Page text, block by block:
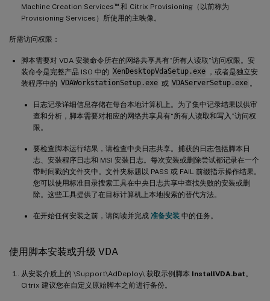
Machine Creation Services ™和 Citrix Provisioning（以前称为
Provisioning Services）所使用的主映像。
所需访问权限：
脚本需要对 VDA 安装命令所在的网络共享具有“所有人读取”访问权限。安
装命令是完整产品 ISO 中的 XenDesktopVdaSetup.exe ，或者是独立安
装程序中的 VDAWorkstationSetup.exe 或 VDAServerSetup.exe 。
日志记录详细信息存储在每台本地计算机上。为了集中记录结果以供审
查和分析，脚本需要对相应的网络共享具有“所有人读取和写入”访问权
限。
要检查脚本运行结果，请检查中央日志共享。捕获的日志包括脚本日
志、安装程序日志和 MSI 安装日志。每次安装或删除尝试都记录在一个
带时间戳的文件夹中。文件夹标题以 PASS 或 FAIL 前缀指示操作结果。
您可以使用标准目录搜索工具在中央日志共享中查找失败的安装或删
除。这些工具提供了在目标计算机上本地搜索的替代方法。
在开始任何安装之前，请阅读并完成 准备安装 中的任务。
使用脚本安装或升级 VDA
从安装介质上的 \Support\AdDeploy\ 获取示例脚本 InstallVDA.bat 。
Citrix 建议您在自定义原始脚本之前进行备份。